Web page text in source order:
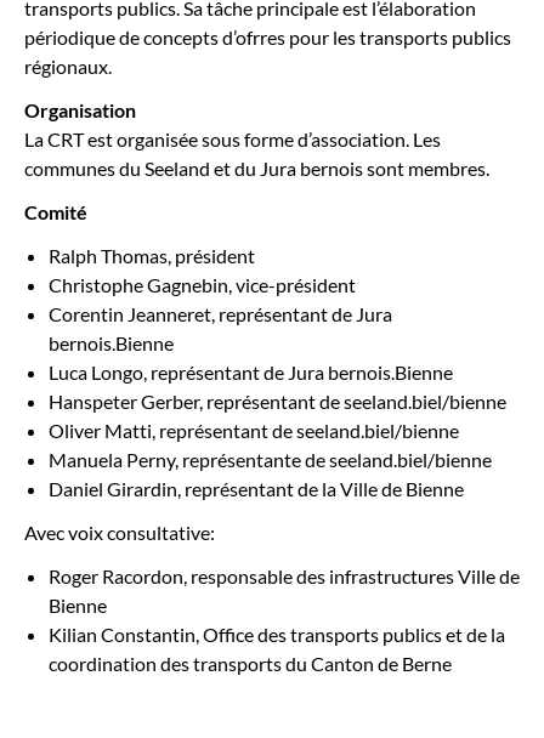
transports publics. Sa tâche principale est l’élaboration
périodique de concepts d’ofrres pour les transports publics
régionaux.
Organisation
La CRT est organisée sous forme d’association. Les
communes du Seeland et du Jura bernois sont membres.
Comité
Ralph Thomas, président
Christophe Gagnebin, vice-président
Corentin Jeanneret, représentant de Jura
bernois.Bienne
Luca Longo, représentant de Jura bernois.Bienne
Hanspeter Gerber, représentant de seeland.biel/bienne
Oliver Matti, représentant de seeland.biel/bienne
Manuela Perny, représentante de seeland.biel/bienne
Daniel Girardin, représentant de la Ville de Bienne
Avec voix consultative:
Roger Racordon, responsable des infrastructures Ville de
Bienne
Kilian Constantin, Office des transports publics et de la
coordination des transports du Canton de Berne